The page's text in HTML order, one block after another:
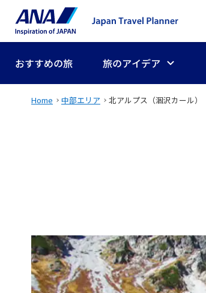
おすすめの旅 旅のアイデア
Home 中部エリア 北アルプス（涸沢カール）